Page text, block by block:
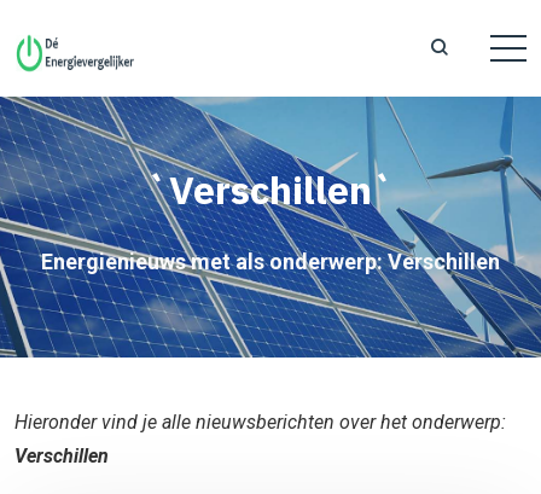
`Verschillen`
Energienieuws met als onderwerp: Verschillen
Hieronder vind je alle nieuwsberichten over het onderwerp:
Verschillen